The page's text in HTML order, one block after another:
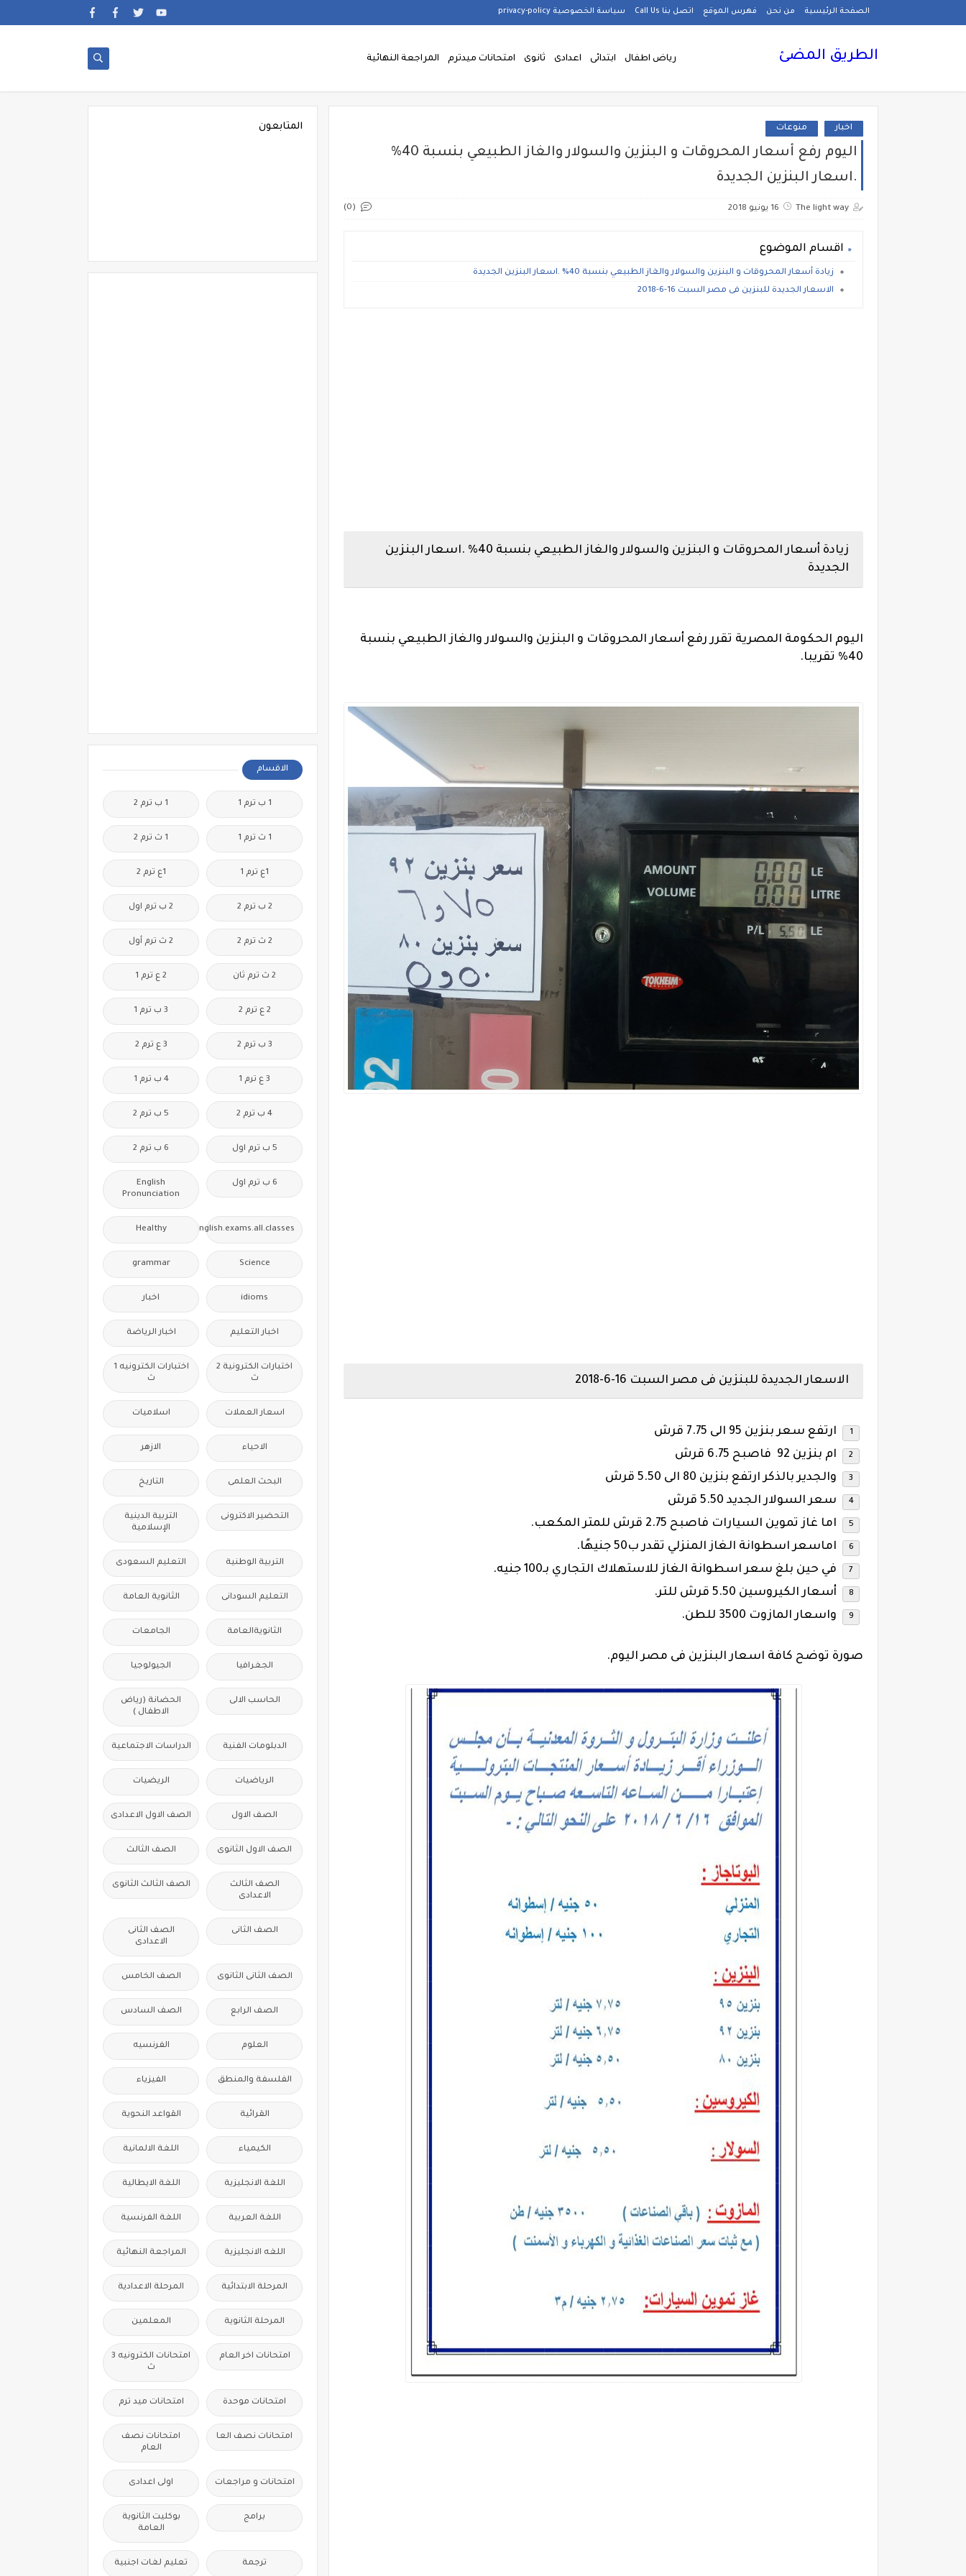
الصفحة الرئيسية من نحن فهرس الموقع اتصل بنا Call Us سياسة الخصوصية privacy-policy
الطريق المضئ رياض اطفال ابتدائى اعدادى ثانوى امتحانات ميدترم المراجعة النهائية
اخبار منوعات
اليوم رفع أسعار المحروقات و البنزين والسولار والغاز الطبيعي بنسبة 40%
.اسعار البنزين الجديدة
The light way 16 يونيو 2018 (0)
اقسام الموضوع
زيادة أسعار المحروقات و البنزين والسولار والغاز الطبيعي بنسبة 40% .اسعار البنزين الجديدة
الاسعار الجديدة للبنزين فى مصر السبت 16-6-2018
زيادة أسعار المحروقات و البنزين والسولار والغاز الطبيعي بنسبة 40% .اسعار البنزين
الجديدة
اليوم الحكومة المصرية تقرر رفع أسعار المحروقات و البنزين والسولار والغاز الطبيعي بنسبة
40% تقريبا.
الاسعار الجديدة للبنزين فى مصر السبت 16-6-2018
ارتفع سعر بنزين 95 الى 7.75 قرش
ام بنزين 92 فاصبح 6.75 قرش
والجدير بالذكر ارتفع بنزين 80 الى 5.50 قرش
سعر السولار الجديد 5.50 قرش
اما غاز تموين السيارات فاصبح 2.75 قرش للمتر المكعب.
اماسعر اسطوانة الغاز المنزلي تقدر ب50 جنيهًا.
في حين بلغ سعر اسطوانة الغاز للاستهلاك التجاري بـ100 جنيه.
أسعار الكيروسين 5.50 قرش للتر.
واسعار المازوت 3500 للطن.
صورة توضح كافة اسعار البنزين فى مصر اليوم.
المتابعون
الاقسام
1 ب ترم 1 1 ب ترم 2
1 ث ترم 1 1 ث ترم 2
1ع ترم 1 1ع ترم 2
2 ب ترم 2 2 ب ترم اول
2 ث ترم 2 2 ث ترم أول
2 ث ترم ثان 2 ع ترم 1
2 ع ترم 2 3 ب ترم 1
3 ب ترم 2 3 ع ترم 2
3 ع ترم 1 4 ب ترم 1
4 ب ترم 2 5 ب ترم 2
5 ب ترم اول 6 ب ترم 2
6 ب ترم اول
English
Pronunciation
Free.English.exams.all.classes
Healthy
Science
grammar
idioms اخبار
اخبار التعليم اخبار الرياضة
اختبارات الكترونية 2
ث
اختبارات الكترونيه 1
ث
اسعار العملات اسلاميات
الاحياء الازهر
البحث العلمى التاريخ
التحضير الاكترونى
التربية الدينية
الإسلامية
التربية الوطنية التعليم السعودى
التعليم السودانى الثانوية العامة
الثانويةالعامة الجامعات
الجغرافيا الجيولوجيا
الحاسب الالى
الحضانة (رياض
الاطفال )
الدبلومات الفنية الدراسات الاجتماعية
الرياضيات الريضيات
الصف الاول الصف الاول الاعدادى
الصف الاول الثانوى الصف الثالث
الصف الثالث
الاعدادى
الصف الثالث الثانوى
الصف الثانى
الصف الثانى
الاعدادى
الصف الثانى الثانوى الصف الخامس
الصف الرابع الصف السادس
العلوم الفرنسيه
الفلسفة والمنطق الفيزياء
القرائية القواعد النحوية
الكيمياء اللغة الالمانية
اللغة الانجليزية اللغة الايطالية
اللغة العربية اللغة الفرنسية
اللغه الانجليزية المراجعة النهائية
المرحلة الابتدائية المرحلة الاعدادية
المرحلة الثانوية المعلمين
امتحانات اخر العام
امتحانات الكترونيه 3
ث
امتحانات موحدة امتحانات ميد ترم
امتحانات نصف العا
امتحانات نصف
العام
امتحانات و مراجعات اولى اعدادى
برامج
بوكليت الثانوية
العامة
ترجمة تعليم لغات اجنبية